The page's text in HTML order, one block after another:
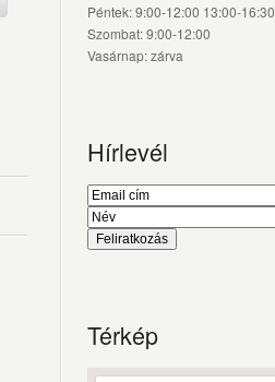
Péntek: 9:00-12:00 13:00-16:30
Szombat: 9:00-12:00
Vasárnap: zárva
Hírlevél
Térkép